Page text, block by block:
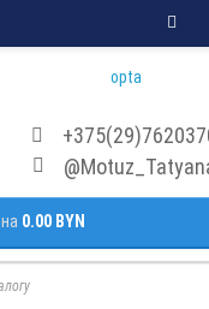
на 0.00 BYN